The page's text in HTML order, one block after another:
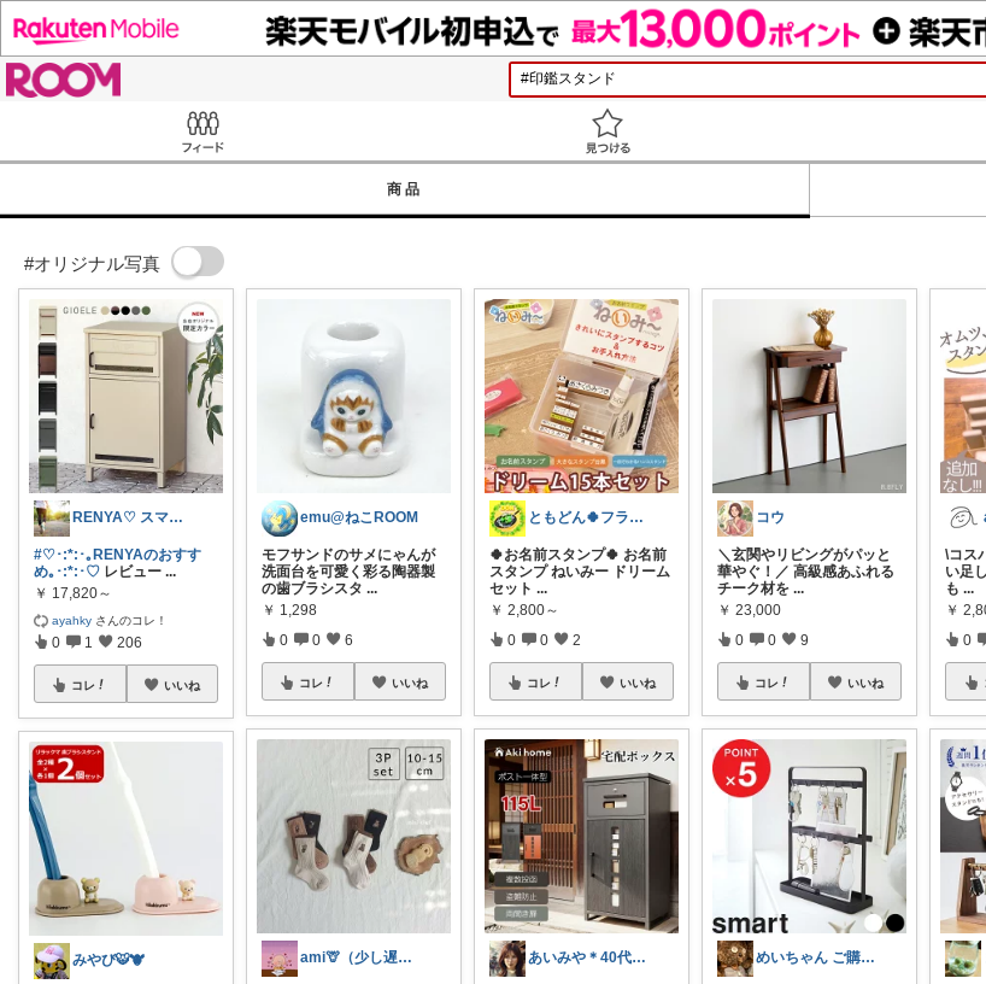
商品
#オリジナル写真
RENYA♡ スマホアイテムの部屋
#♡･:*:･｡RENYAのおすす
め｡･:*:･♡ レビュー ...
￥ 17,820～
ayahky さんのコレ！
0 1 206
コレ いいね
みやび🐯🐮
emu@ねこROOM
モフサンドのサメにゃんが
洗面台を可愛く彩る陶器製
の歯ブラシスタ ...
￥ 1,298
0 0 6
コレ いいね
ami🦒（少し遅れます🐢）
ともどん🍀フライパン料理ある暮らし🍳
🍀お名前スタンプ🍀 お名前
スタンプ ねいみー ドリーム
セット...
￥ 2,800～
0 0 2
コレ いいね
あいみや＊40代🌷くらしを楽しむ
コウ
​＼玄関やリビングがパッと
華やぐ！／ 高級感あふれる
チーク材を ...
￥ 23,000
0 0 9
コレ いいね
めいちゃん ご購入感謝です🙇🏻‍♀️
\コス
い足
も ...
￥
0